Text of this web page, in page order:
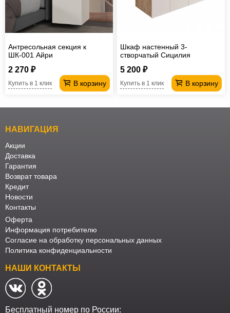
Антресольная секция к
ШК-001 Айри
2 270 ₽
В корзину
Купить в 1 клик
Шкаф настенный 3-
створчатый Сицилия
5 200 ₽
В корзину
Купить в 1 клик
НАВИГАЦИЯ
Акции
Доставка
Гарантия
Возврат товара
Кредит
Новости
Контакты
Оферта
Информация потребителю
Согласие на обработку персональных данных
Политика конфиденциальности
НАШИ КОНТАКТЫ
Бесплатный номер по России: